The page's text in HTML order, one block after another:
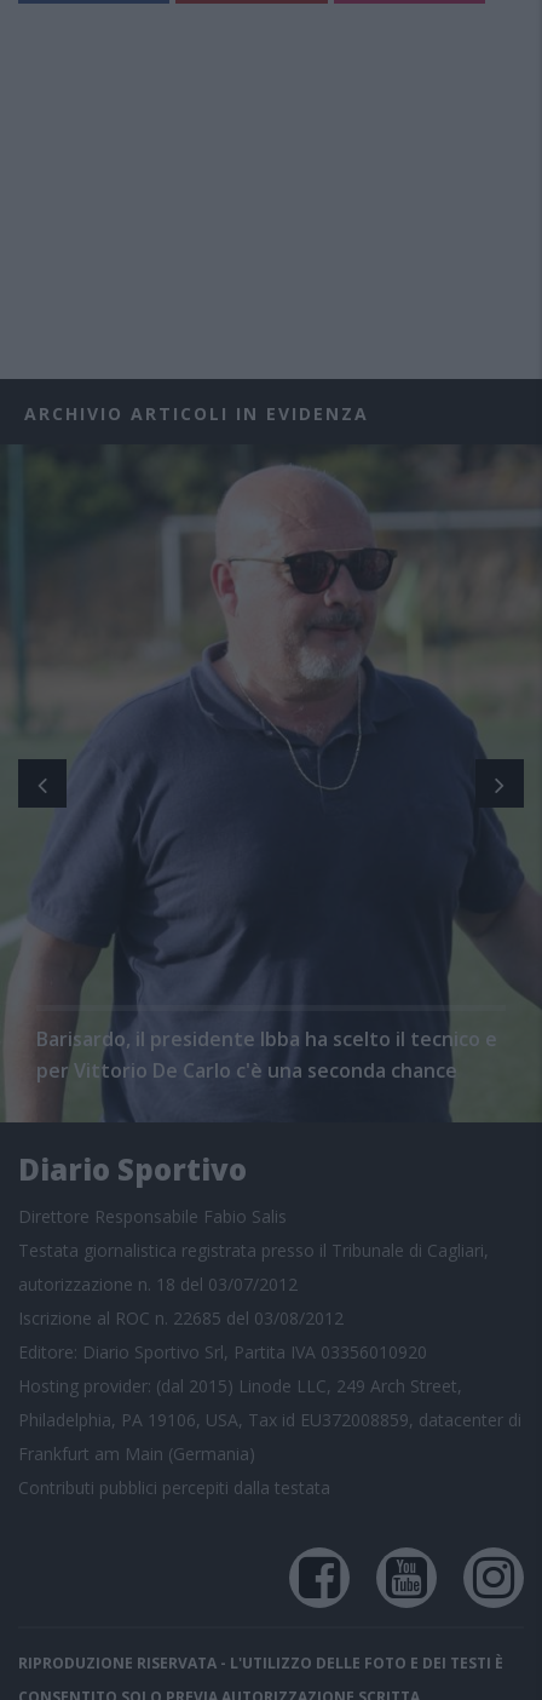
ARCHIVIO ARTICOLI IN EVIDENZA
Barisardo, il presidente Ibba ha scelto il tecnico e
per Vittorio De Carlo c'è una seconda chance
Diario Sportivo
Direttore Responsabile Fabio Salis
Testata giornalistica registrata presso il Tribunale di Cagliari,
autorizzazione n. 18 del 03/07/2012
Iscrizione al ROC n. 22685 del 03/08/2012
Editore: Diario Sportivo Srl, Partita IVA 03356010920
Hosting provider: (dal 2015) Linode LLC, 249 Arch Street,
Philadelphia, PA 19106, USA, Tax id EU372008859, datacenter di
Frankfurt am Main (Germania)
Contributi pubblici percepiti dalla testata
RIPRODUZIONE RISERVATA - L'UTILIZZO DELLE FOTO E DEI TESTI È